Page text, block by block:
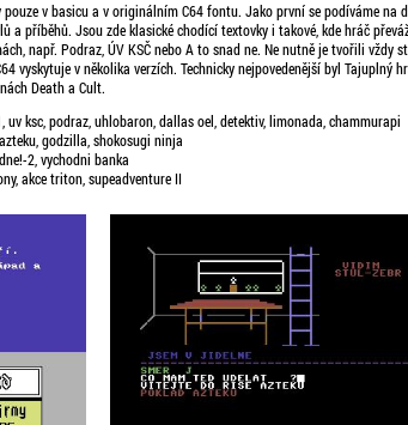
v basicu a v originálním C64 fontu. Jako první se podíváme na
a příběhů. Jsou zde klasické chodící textovky i takové, kde hráč
např. Podraz, ÚV KSČ nebo A to snad ne. Ne nutně je tvořili vždy
vyskytuje v několika verzích. Technicky nejpovedenější byl Tajuplný
Death a Cult.
ksc, podraz, uhlobaron, dallas oel, detektiv, limonada, chammurapi
godzilla, shokosugi ninja
2, vychodni banka
akce triton, supeadventure II